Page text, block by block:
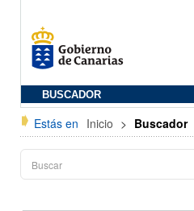
BUSCADOR
Estás en Inicio > Buscador